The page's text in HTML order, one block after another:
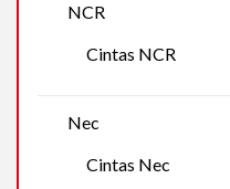
NCR
Cintas NCR
Nec
Cintas Nec